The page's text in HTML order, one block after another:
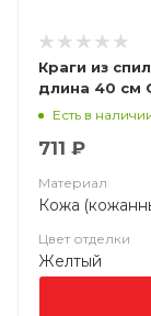
Краги из
длина 40 см
Есть в
711 ₽
Материал
Кожа
Цвет отделки
Желтый